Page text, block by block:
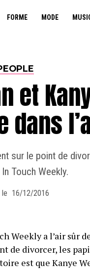
FORME MODE
et
dans
sur le point de
Touch Weekly.
le 16/12/2016
Weekly a l’air sûr
de divorcer, les
est que Kanye